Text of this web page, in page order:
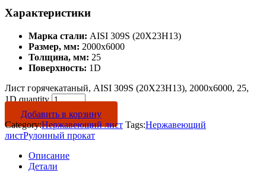
Характеристики
Марка стали: AISI 309S (20Х23Н13)
Размер, мм: 2000х6000
Толщина, мм: 25
Поверхность: 1D
Лист горячекатаный, AISI 309S (20Х23Н13), 2000х6000, 25,
1D quantity
Добавить в корзину
Category:Нержавеющий лист Tags:Нержавеющий
листРулонный прокат
Описание
Детали